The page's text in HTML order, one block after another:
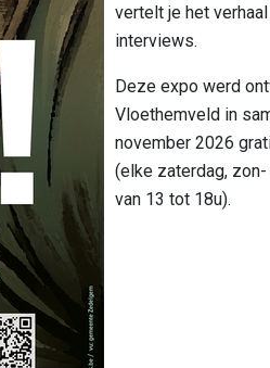
vertelt je het
interviews.
Deze expo werd
Vloethemveld in
november 2026
(elke zaterdag,
van 13 tot 18u).